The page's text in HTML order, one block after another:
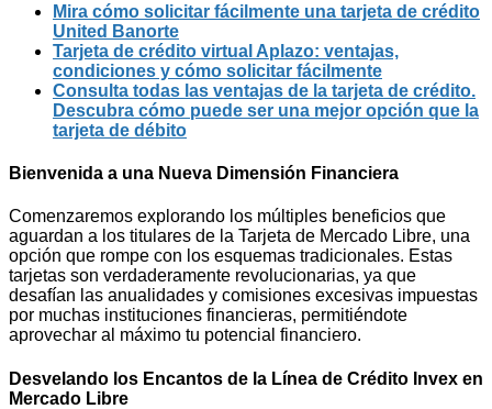
Mira cómo solicitar fácilmente una tarjeta de crédito
United Banorte
Tarjeta de crédito virtual Aplazo: ventajas,
condiciones y cómo solicitar fácilmente
Consulta todas las ventajas de la tarjeta de crédito.
Descubra cómo puede ser una mejor opción que la
tarjeta de débito
Bienvenida a una Nueva Dimensión Financiera
Comenzaremos explorando los múltiples beneficios que
aguardan a los titulares de la Tarjeta de Mercado Libre, una
opción que rompe con los esquemas tradicionales. Estas
tarjetas son verdaderamente revolucionarias, ya que
desafían las anualidades y comisiones excesivas impuestas
por muchas instituciones financieras, permitiéndote
aprovechar al máximo tu potencial financiero.
Desvelando los Encantos de la Línea de Crédito Invex en
Mercado Libre